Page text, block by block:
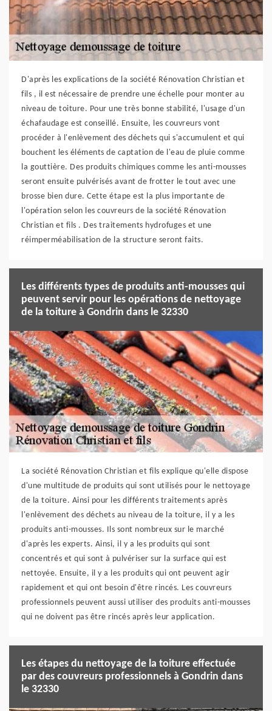
D'après les explications de la société Rénovation Christian et
fils , il est nécessaire de prendre une échelle pour monter au
niveau de toiture. Pour une très bonne stabilité, l'usage d'un
échafaudage est conseillé. Ensuite, les couvreurs vont
procéder à l'enlèvement des déchets qui s'accumulent et qui
bouchent les éléments de captation de l'eau de pluie comme
la gouttière. Des produits chimiques comme les anti-mousses
seront ensuite pulvérisés avant de frotter le tout avec une
brosse bien dure. Cette étape est la plus importante de
l'opération selon les couvreurs de la société Rénovation
Christian et fils . Des traitements hydrofuges et une
réimperméabilisation de la structure seront faits.
Les différents types de produits anti-mousses qui
peuvent servir pour les opérations de nettoyage
de la toiture à Gondrin dans le 32330
La société Rénovation Christian et fils explique qu'elle dispose
d'une multitude de produits qui sont utilisés pour le nettoyage
de la toiture. Ainsi pour les différents traitements après
l'enlèvement des déchets au niveau de la toiture, il y a les
produits anti-mousses. Ils sont nombreux sur le marché
d'après les experts. Ainsi, il y a les produits qui sont
concentrés et qui sont à pulvériser sur la surface qui est
nettoyée. Ensuite, il y a les produits qui ont peuvent agir
rapidement et qui ont besoin d'être rincés. Les couvreurs
professionnels peuvent aussi utiliser des produits anti-mousses
qui ne doivent pas être rincés après leur application.
Les étapes du nettoyage de la toiture effectuée
par des couvreurs professionnels à Gondrin dans
le 32330